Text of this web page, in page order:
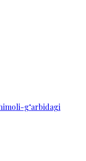
g‘arbidagi